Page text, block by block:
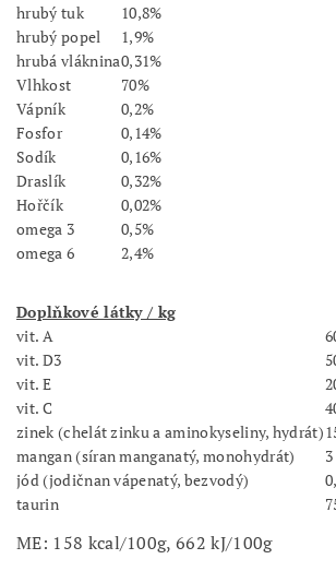
hrubý tuk
10,8%
hrubý popel
1,9%
hrubá vláknina0,31%
Vlhkost
70%
Vápník
0,2%
Fosfor
0,14%
Sodík
0,16%
Draslík
0,32%
Hořčík
0,02%
omega 3
0,5%
omega 6
2,4%
Doplňkové látky / kg
vit. A
vit. D3
vit. E
vit. C
zinek (chelát zinku a aminokyseliny, hydrát)
mangan (síran manganatý, monohydrát)
jód (jodičnan vápenatý, bezvodý)
taurin
ME: 158 kcal/100g, 662 kJ/100g